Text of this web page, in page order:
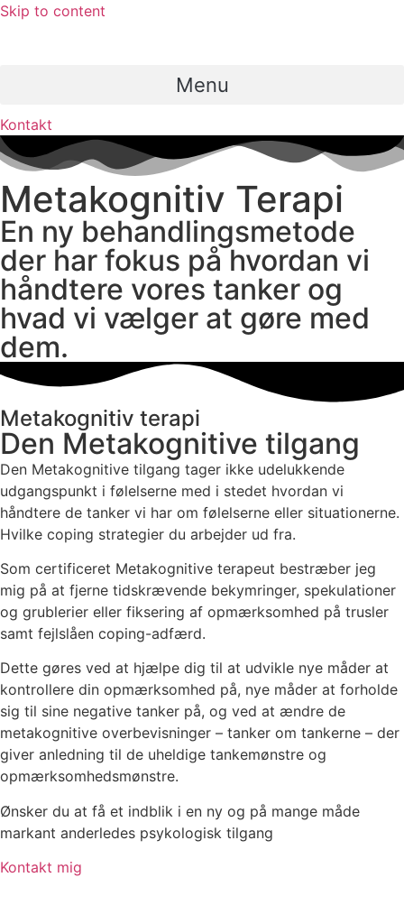
Skip to content
Menu
Kontakt
Metakognitiv Terapi
En ny behandlingsmetode
der har fokus på hvordan vi
håndtere vores tanker og
hvad vi vælger at gøre med
dem.
Metakognitiv terapi
Den Metakognitive tilgang
Den Metakognitive tilgang tager ikke udelukkende
udgangspunkt i følelserne med i stedet hvordan vi
håndtere de tanker vi har om følelserne eller situationerne.
Hvilke coping strategier du arbejder ud fra.
Som certificeret Metakognitive terapeut bestræber jeg
mig på at fjerne tidskrævende bekymringer, spekulationer
og grublerier eller fiksering af opmærksomhed på trusler
samt fejlslåen coping-adfærd.
Dette gøres ved at hjælpe dig til at udvikle nye måder at
kontrollere din opmærksomhed på, nye måder at forholde
sig til sine negative tanker på, og ved at ændre de
metakognitive overbevisninger – tanker om tankerne – der
giver anledning til de uheldige tankemønstre og
opmærksomhedsmønstre.
Ønsker du at få et indblik i en ny og på mange måde
markant anderledes psykologisk tilgang
Kontakt mig